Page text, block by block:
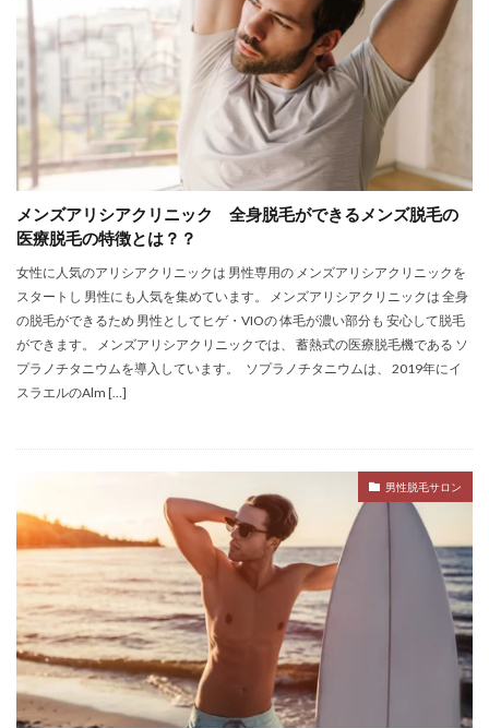
メンズアリシアクリニック 全身脱毛ができるメンズ脱毛の
医療脱毛の特徴とは？？
女性に人気のアリシアクリニックは 男性専用の メンズアリシアクリニックを
スタートし 男性にも人気を集めています。 メンズアリシアクリニックは 全身
の脱毛ができるため 男性としてヒゲ・VIOの 体毛が濃い部分も 安心して脱毛
ができます。 メンズアリシアクリニックでは、 蓄熱式の医療脱毛機である ソ
プラノチタニウムを導入しています。 ソプラノチタニウムは、 2019年にイ
スラエルのAlm […]
男性脱毛サロン